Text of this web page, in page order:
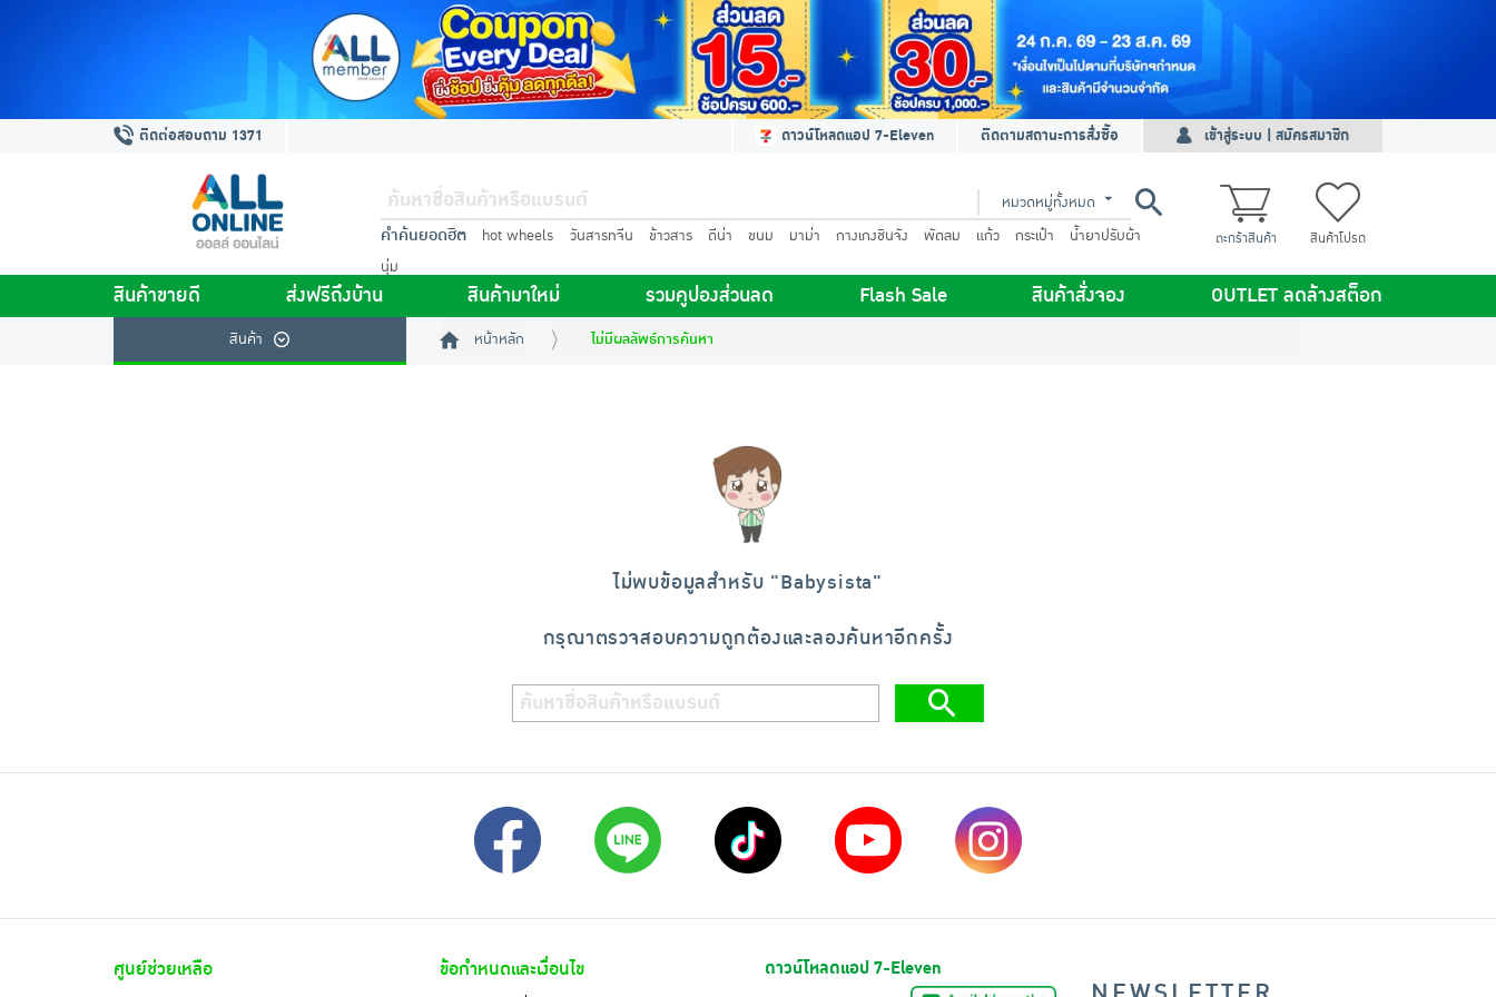
ติดต่อสอบถาม 1371 ดาวน์โหลดแอป 7-Eleven ติดตามสถานะการสั่งซื้อ เข้าสู่ระบบ | สมัครสมาชิก
หมวดหมู่ทั้งหมด
คำค้นยอดฮิต hot wheels วันสารทจีน ข้าวสาร ดีน่า ขนม มาม่า กางเกงชินจัง พัดลม แก้ว กระเป๋า
น้ำยาปรับผ้า
นุ่ม
ตะกร้าสินค้า สินค้าโปรด
สินค้าขายดี ส่งฟรีถึงบ้าน สินค้ามาใหม่ รวมคูปองส่วนลด Flash Sale สินค้าสั่งจอง OUTLET ลดล้างสต็อก
สินค้า หน้าหลัก ไม่มีผลลัพธ์การค้นหา
ไม่พบข้อมูลสำหรับ "Babysista"
กรุณาตรวจสอบความถูกต้องและลองค้นหาอีกครั้ง
ศูนย์ช่วยเหลือ ข้อกำหนดและเงื่อนไข ดาวน์โหลดแอป 7-Eleven